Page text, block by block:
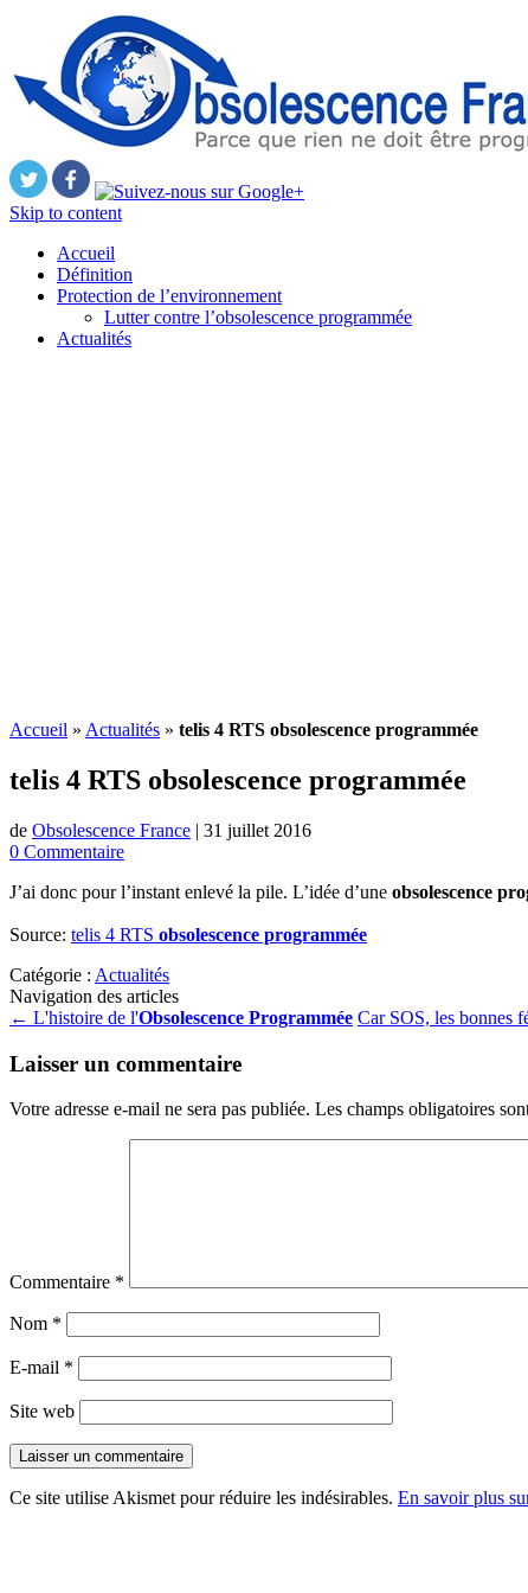
Skip to content
Accueil
Définition
Protection de l’environnement
Lutter contre l’obsolescence programmée
Actualités
Accueil » Actualités » telis 4 RTS obsolescence programmée
telis 4 RTS obsolescence programmée
de Obsolescence France | 31 juillet 2016
0 Commentaire
J’ai donc pour l’instant enlevé la pile. L’idée d’une obsolescence
Source: telis 4 RTS obsolescence programmée
Catégorie : Actualités
Navigation des articles
← L'histoire de l'Obsolescence Programmée Car SOS, les bonnes
Laisser un commentaire
Votre adresse e-mail ne sera pas publiée. Les champs obligatoires
Commentaire *
Nom *
E-mail *
Site web
Ce site utilise Akismet pour réduire les indésirables. En savoir plus